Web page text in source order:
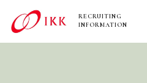
RECRUITING
INFORMATION